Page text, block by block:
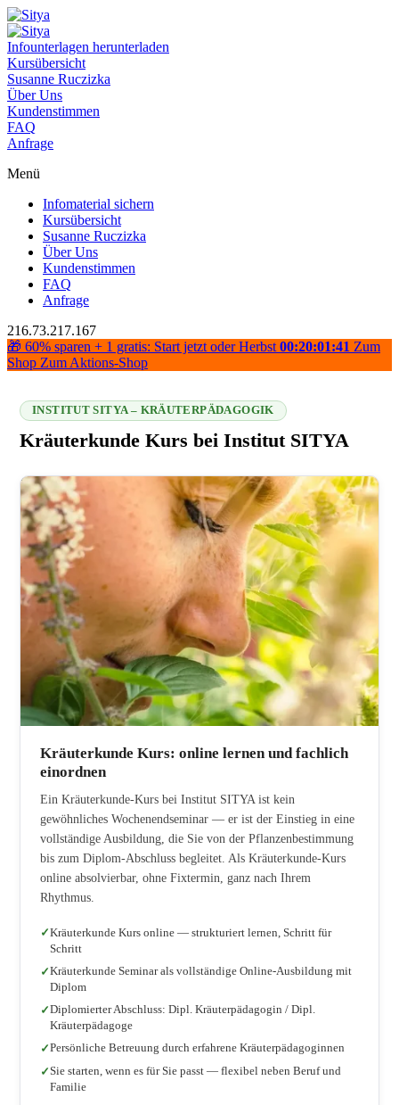
Infounterlagen herunterladen
Kursübersicht
Susanne Ruczizka
Über Uns
Kundenstimmen
FAQ
Anfrage
Menü
Infomaterial sichern
Kursübersicht
Susanne Ruczizka
Über Uns
Kundenstimmen
FAQ
Anfrage
216.73.217.167
🎁 60% sparen + 1 gratis: Start jetzt oder Herbst 00:20:01:41 Zum
Shop Zum Aktions-Shop
INSTITUT SITYA – KRÄUTERPÄDAGOGIK
Kräuterkunde Kurs bei Institut SITYA
216.73.217.167 2026-08-07 03:57:11
Kräuterkunde Kurs: online lernen und fachlich
einordnen
Ein Kräuterkunde-Kurs bei Institut SITYA ist kein
gewöhnliches Wochenendseminar — er ist der Einstieg in eine
vollständige Ausbildung, die Sie von der Pflanzenbestimmung
bis zum Diplom-Abschluss begleitet. Als Kräuterkunde-Kurs
online absolvierbar, ohne Fixtermin, ganz nach Ihrem
Rhythmus.
Kräuterkunde Kurs online — strukturiert lernen, Schritt für
Schritt
Kräuterkunde Seminar als vollständige Online-Ausbildung mit
Diplom
Diplomierter Abschluss: Dipl. Kräuterpädagogin / Dipl.
Kräuterpädagoge
Persönliche Betreuung durch erfahrene Kräuterpädagoginnen
Sie starten, wenn es für Sie passt — flexibel neben Beruf und
Familie